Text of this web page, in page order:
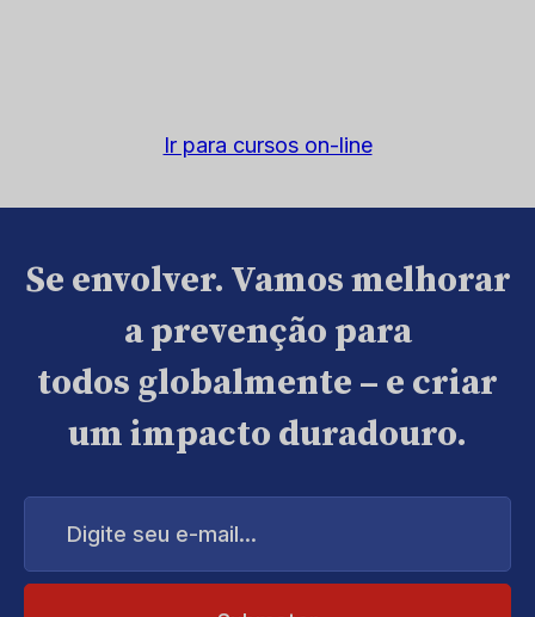
Ir para cursos on-line
Se envolver. Vamos melhorar
a prevenção para
todos globalmente – e criar
um impacto duradouro.
Digite